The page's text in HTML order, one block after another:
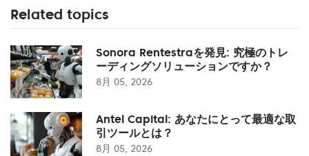
Related topics
Sonora Rentestraを発見: 究極のトレ
ーディングソリューションですか？
8月 05, 2026
Antel Capital: あなたにとって最適な取
引ツールとは？
8月 05, 2026